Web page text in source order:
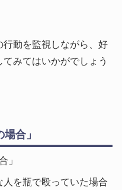
行動を監視しながら、好
みてはいかがでしょう
合」
」
人を瓶で殴っていた場合